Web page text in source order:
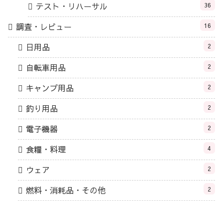
テスト・リハーサル 36
調査・レビュー 16
日用品 2
自転車用品 2
キャンプ用品 2
釣り用品 2
電子機器 2
食糧・料理 4
ウェア 2
燃料・消耗品・その他 2